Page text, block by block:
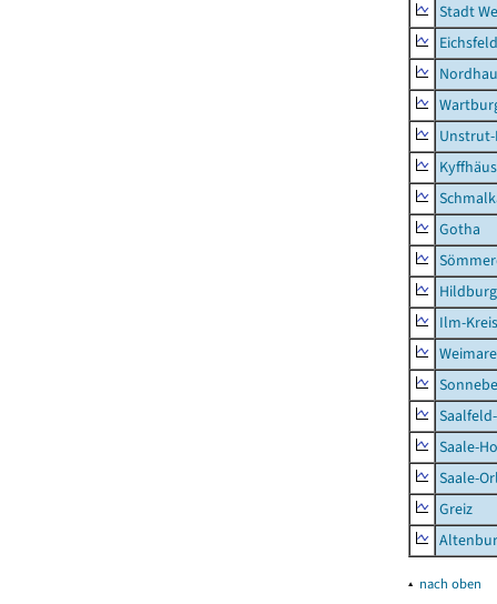
Stadt
Eichsfeld
Gotha
Ilm-Kreis
Saale-
Saale-
Greiz
▴ nach oben